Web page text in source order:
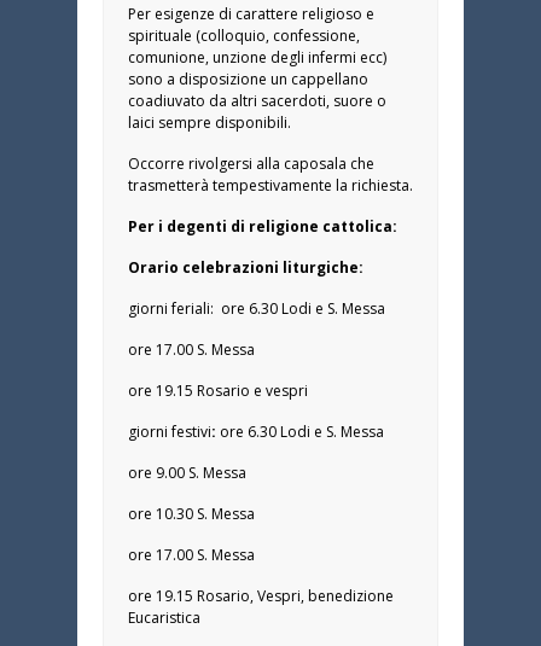
Per esigenze di carattere religioso e
spirituale (colloquio, confessione,
comunione, unzione degli infermi ecc)
sono a disposizione un cappellano
coadiuvato da altri sacerdoti, suore o
laici sempre disponibili.
Occorre rivolgersi alla caposala che
trasmetterà tempestivamente la richiesta.
Per i degenti di religione cattolica:
Orario celebrazioni liturgiche:
giorni feriali: ore 6.30 Lodi e S. Messa
ore 17.00 S. Messa
ore 19.15 Rosario e vespri
giorni festivi: ore 6.30 Lodi e S. Messa
ore 9.00 S. Messa
ore 10.30 S. Messa
ore 17.00 S. Messa
ore 19.15 Rosario, Vespri, benedizione
Eucaristica